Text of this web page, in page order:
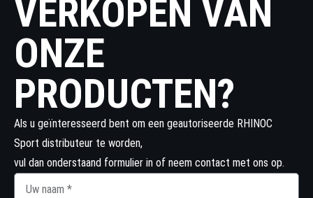
VERKOPEN VAN
ONZE
PRODUCTEN?
Als u geïnteresseerd bent om een geautoriseerde RHINOC
Sport distributeur te worden,
vul dan onderstaand formulier in of neem contact met ons op.